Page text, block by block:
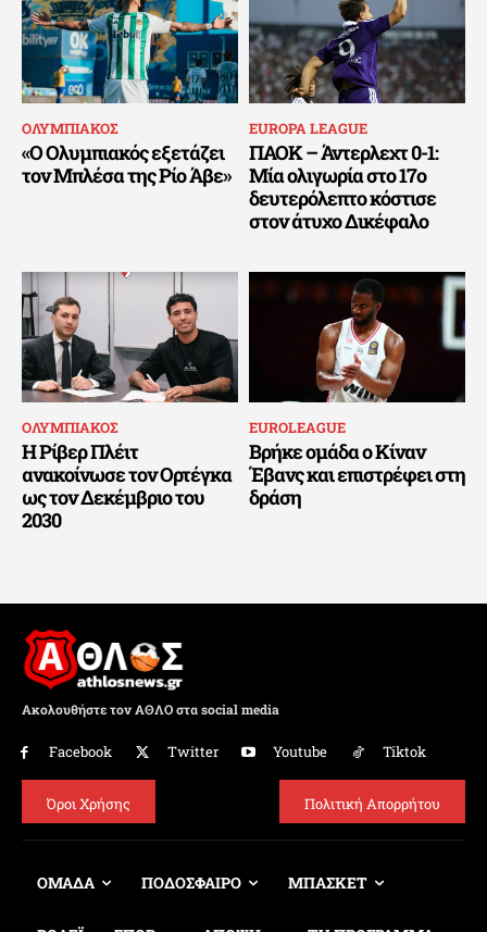
ΟΛΥΜΠΙΑΚΟΣ
«Ο Ολυμπιακός εξετάζει
τον Μπλέσα της Ρίο Άβε»
EUROPA LEAGUE
ΠΑΟΚ – Άντερλεχτ 0-1:
Μία ολιγωρία στο 17ο
δευτερόλεπτο κόστισε
στον άτυχο Δικέφαλο
ΟΛΥΜΠΙΑΚΟΣ
Η Ρίβερ Πλέιτ
ανακοίνωσε τον Ορτέγκα
ως τον Δεκέμβριο του
2030
EUROLEAGUE
Βρήκε ομάδα ο Κίναν
Έβανς και επιστρέφει στη
δράση
Ακολουθήστε τον ΑΘΛΟ στα social media
Facebook Twitter Youtube Tiktok
Όροι Χρήσης Πολιτική Απορρήτου
ΟΜΑΔΑ ΠΟΔΟΣΦΑΙΡΟ ΜΠΑΣΚΕΤ